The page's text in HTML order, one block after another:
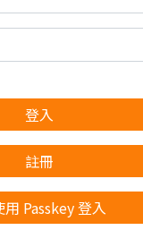
登入
註冊
Passkey 登入